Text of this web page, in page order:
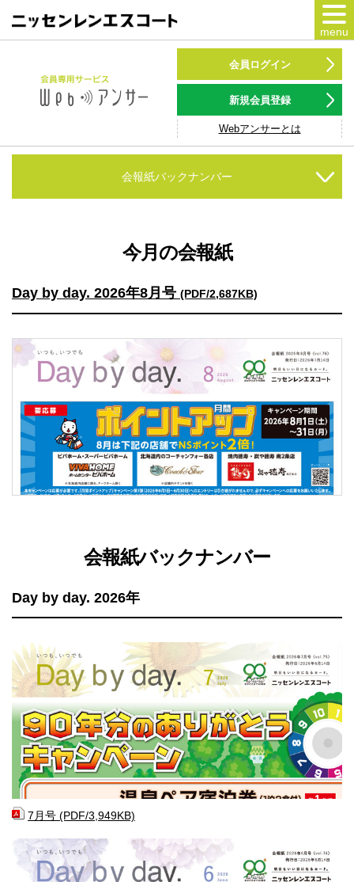
menu
カードをつかう
NSポイント
キャンペーン
サービス
法人のみなさま
加盟店のみなさま
会員ログイン
新規会員登録
Webアンサーとは
会報紙バックナンバー
今月の会報紙
Day by day. 2026年8月号 (PDF/2,687KB)
会報紙バックナンバー
Day by day. 2026年
7月号 (PDF/3,949KB)